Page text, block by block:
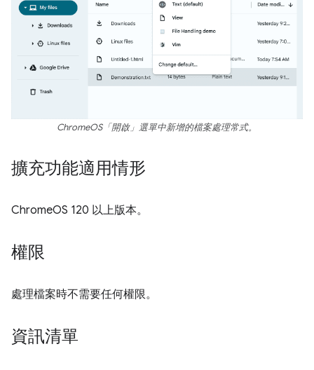
ChromeOS「開啟」選單中新增的檔案處理常式。
擴充功能適用情形
ChromeOS 120 以上版本。
權限
處理檔案時不需要任何權限。
資訊清單